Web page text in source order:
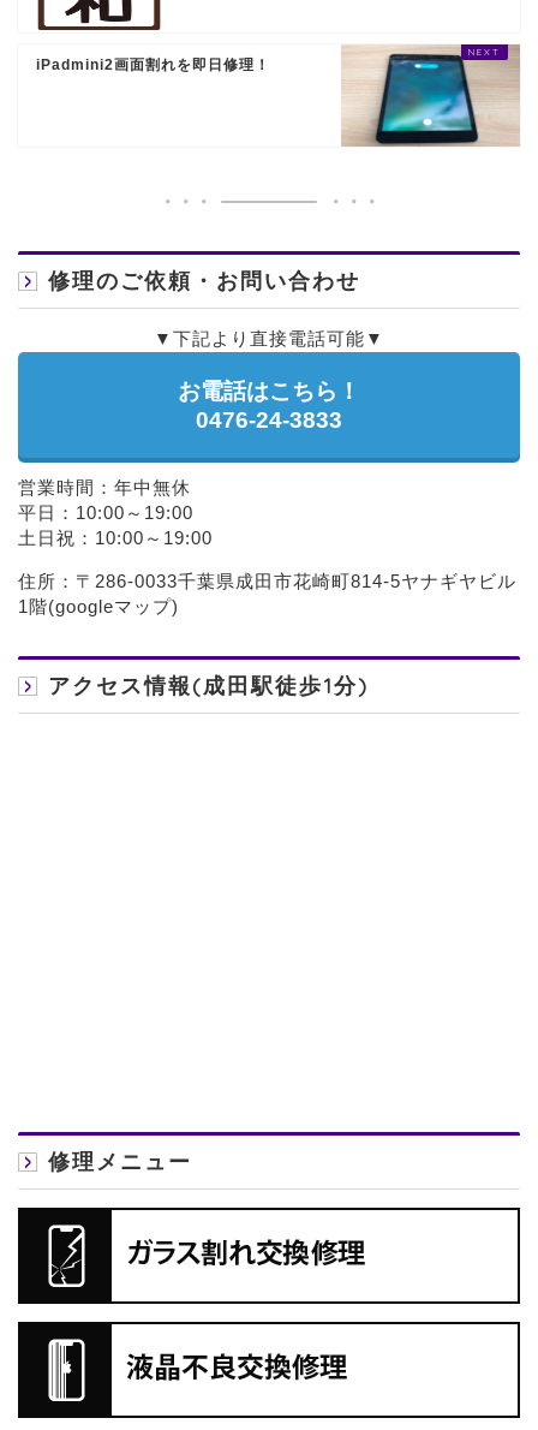
iPadmini2画面割れを即日修理！
修理のご依頼・お問い合わせ
▼下記より直接電話可能▼
お電話はこちら！
0476-24-3833
営業時間：年中無休
平日：10:00～19:00
土日祝：10:00～19:00
住所：〒286-0033千葉県成田市花崎町814-5ヤナギヤビル
1階(googleマップ)
アクセス情報(成田駅徒歩1分)
修理メニュー